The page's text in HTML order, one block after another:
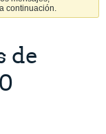
continuación.
de